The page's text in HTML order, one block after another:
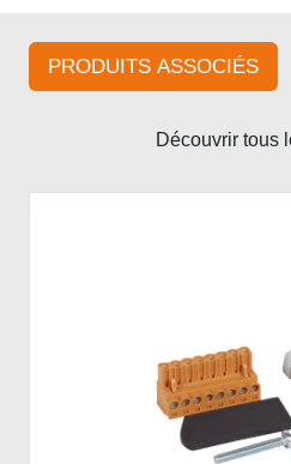
PRODUITS ASSOCIÉS
Découvrir tous